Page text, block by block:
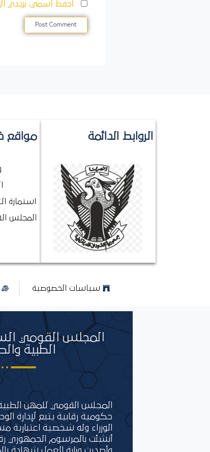
احفظ اسمي، بريدي
الروابط الدائمة مواقع
استمارة
المجلس
سياسات الخصوصية
المجلس القومي
الطبية
المجلس القومي للمهن
حكومية رقابية يتبع لإدارة
الوزراء وله شخصية